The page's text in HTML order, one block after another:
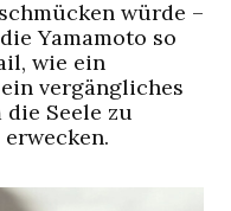
würde –
Yamamoto so
wie ein
vergängliches
Seele zu